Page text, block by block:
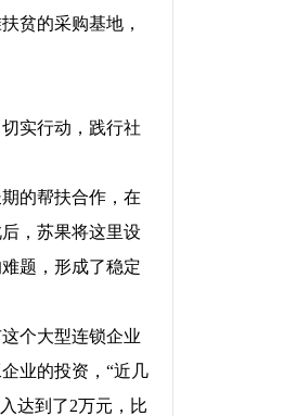
贫的采购基地，
实行动，践行社
的帮扶合作，在
，苏果将这里设
题，形成了稳定
个大型连锁企业
业的投资，“近几
达到了2万元，比